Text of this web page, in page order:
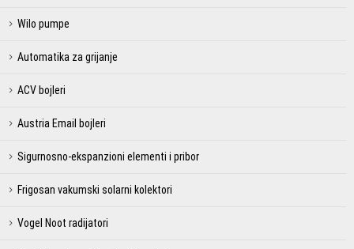
Wilo pumpe
Automatika za grijanje
ACV bojleri
Austria Email bojleri
Sigurnosno-ekspanzioni elementi i pribor
Frigosan vakumski solarni kolektori
Vogel Noot radijatori